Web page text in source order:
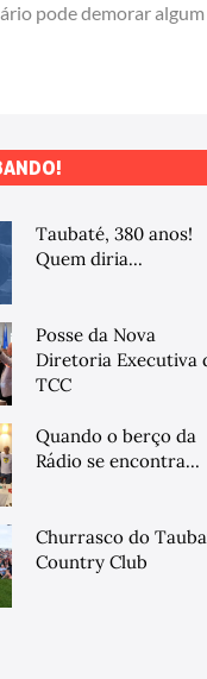
pode demorar
Taubaté, 380 anos!
Quem diria...
Posse da Nova
Diretoria Executiva
TCC
Quando o berço da
Rádio se encontra...
Churrasco do
Country Club